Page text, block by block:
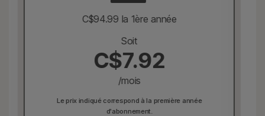
C$94.99 la 1ère année
Soit
C$7.92
/mois
Le prix indiqué correspond à la première année
d'abonnement.